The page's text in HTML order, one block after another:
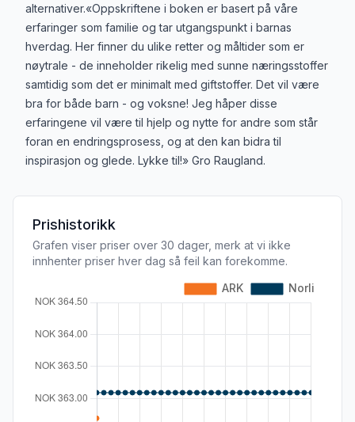
alternativer.«Oppskriftene i boken er basert på våre
erfaringer som familie og tar utgangspunkt i barnas
hverdag. Her finner du ulike retter og måltider som er
nøytrale - de inneholder rikelig med sunne næringsstoffer
samtidig som det er minimalt med giftstoffer. Det vil være
bra for både barn - og voksne! Jeg håper disse
erfaringene vil være til hjelp og nytte for andre som står
foran en endringsprosess, og at den kan bidra til
inspirasjon og glede. Lykke til!» Gro Raugland.
Prishistorikk
Grafen viser priser over 30 dager, merk at vi ikke
innhenter priser hver dag så feil kan forekomme.